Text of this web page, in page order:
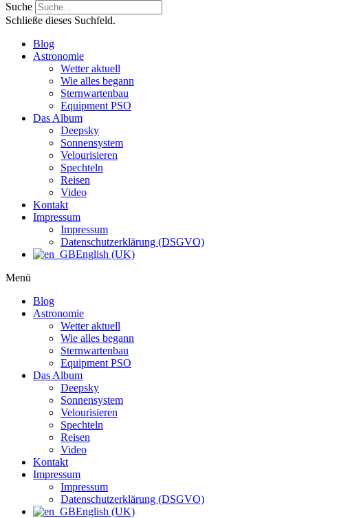
Suche
Schließe dieses Suchfeld.
Blog
Astronomie
Wetter aktuell
Wie alles begann
Sternwartenbau
Equipment PSO
Das Album
Deepsky
Sonnensystem
Velourisieren
Spechteln
Reisen
Video
Kontakt
Impressum
Impressum
Datenschutzerklärung (DSGVO)
English (UK)
Menü
Blog
Astronomie
Wetter aktuell
Wie alles begann
Sternwartenbau
Equipment PSO
Das Album
Deepsky
Sonnensystem
Velourisieren
Spechteln
Reisen
Video
Kontakt
Impressum
Impressum
Datenschutzerklärung (DSGVO)
English (UK)